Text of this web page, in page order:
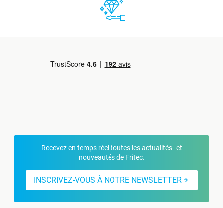
Recevez en temps réel toutes les actualités et
nouveautés de Fritec.
INSCRIVEZ-VOUS À NOTRE NEWSLETTER